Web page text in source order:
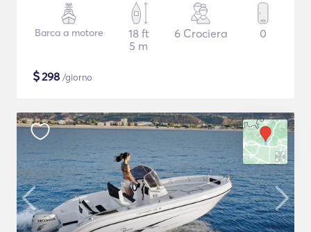
Barca a motore
18 ft
5 m
6 Crociera 0
$298 /giorno